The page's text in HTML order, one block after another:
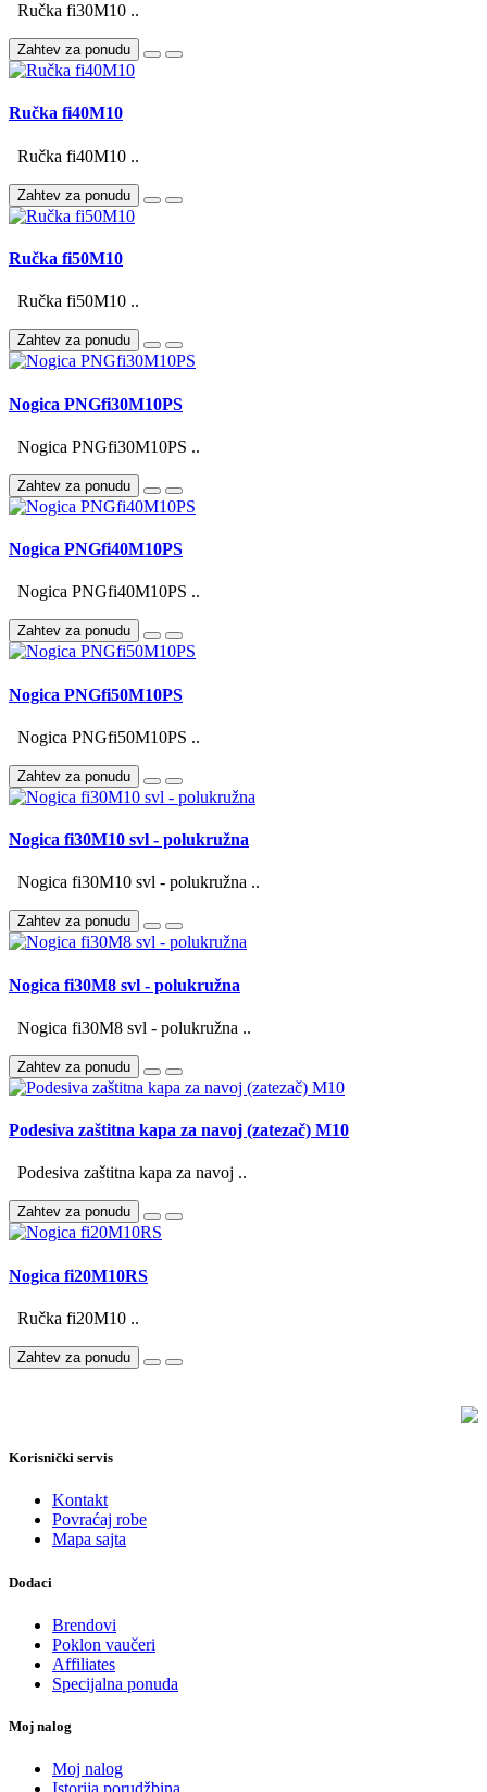
Ručka fi30M10 ..
Zahtev za ponudu
Ručka fi40M10
Ručka fi40M10 ..
Zahtev za ponudu
Ručka fi50M10
Ručka fi50M10 ..
Zahtev za ponudu
Nogica PNGfi30M10PS
Nogica PNGfi30M10PS ..
Zahtev za ponudu
Nogica PNGfi40M10PS
Nogica PNGfi40M10PS ..
Zahtev za ponudu
Nogica PNGfi50M10PS
Nogica PNGfi50M10PS ..
Zahtev za ponudu
Nogica fi30M10 svl - polukružna
Nogica fi30M10 svl - polukružna ..
Zahtev za ponudu
Nogica fi30M8 svl - polukružna
Nogica fi30M8 svl - polukružna ..
Zahtev za ponudu
Podesiva zaštitna kapa za navoj (zatezač) M10
Podesiva zaštitna kapa za navoj ..
Zahtev za ponudu
Nogica fi20M10RS
Ručka fi20M10 ..
Zahtev za ponudu
Korisnički servis
Kontakt
Povraćaj robe
Mapa sajta
Dodaci
Brendovi
Poklon vaučeri
Affiliates
Specijalna ponuda
Moj nalog
Moj nalog
Istorija porudžbina